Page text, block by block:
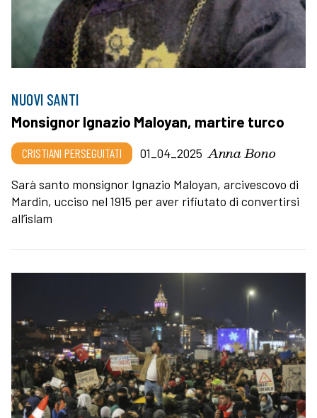
NUOVI SANTI
Monsignor Ignazio Maloyan, martire turco
CRISTIANI PERSEGUITATI 01_04_2025 Anna Bono
Sarà santo monsignor Ignazio Maloyan, arcivescovo di
Mardin, ucciso nel 1915 per aver rifiutato di convertirsi
all’islam